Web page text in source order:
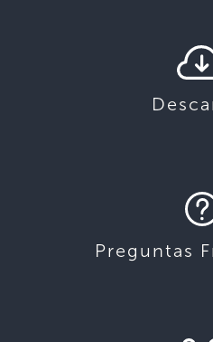
Preguntas